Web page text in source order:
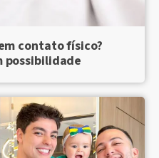
contato físico?
possibilidade